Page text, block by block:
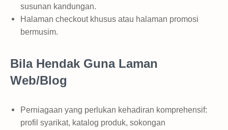
susunan kandungan.
Halaman checkout khusus atau halaman promosi
bermusim.
Bila Hendak Guna Laman
Web/Blog
Perniagaan yang perlukan kehadiran komprehensif:
profil syarikat, katalog produk, sokongan